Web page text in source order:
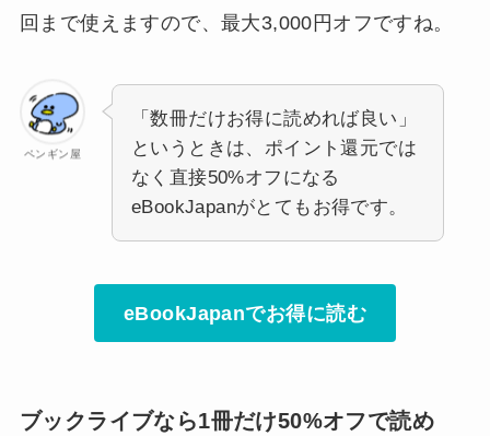
回まで使えますので、最大3,000円オフですね。
ペンギン屋
「数冊だけお得に読めれば良い」
というときは、ポイント還元では
なく直接50%オフになる
eBookJapanがとてもお得です。
eBookJapanでお得に読む
ブックライブなら1冊だけ50%オフで読め